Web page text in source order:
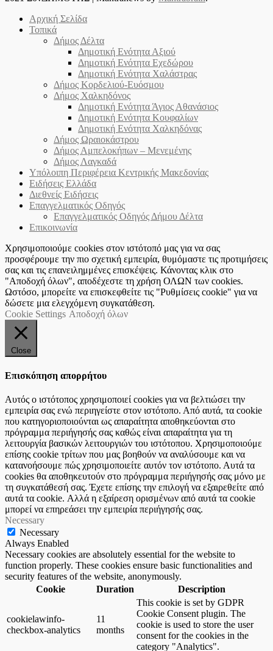
Αρχική Σελίδα
Τοπικά
Δήμος Δέλτα
Δημοτική Ενότητα Αξιού
Δημοτική Ενότητα Εχεδώρου
Δημοτική Ενότητα Χαλάστρας
Δήμος Κορδελιού-Ευόσμου
Δήμος Χαλκηδόνος
Δημοτική Ενότητα Άγιος Αθανάσιος
Δημοτική Ενότητα Κουφαλίων
Δημοτική Ενότητα Χαλκηδόνας
Δήμος Ωραιοκάστρου
Δήμος Αμπελοκήπων – Μενεμένης
Δήμος Λαγκαδά
Υπόλοιπη Περιφέρεια Κεντρικής Μακεδονίας
Ειδήσεις Ελλάδα
Διεθνείς Ειδήσεις
Επαγγελματικός Οδηγός
Επαγγελματικός Οδηγός Δήμου Δέλτα
Επικοινωνία
Χρησιμοποιούμε cookies στον ιστότοπό μας για να σας
προσφέρουμε την πιο σχετική εμπειρία, θυμόμαστε τις προτιμήσεις
σας και τις επανειλημμένες επισκέψεις. Κάνοντας κλικ στο
"Αποδοχή όλων", αποδέχεστε τη χρήση ΟΛΩΝ των cookies.
Ωστόσο, μπορείτε να επισκεφθείτε τις "Ρυθμίσεις cookie" για να
δώσετε μια ελεγχόμενη συγκατάθεση.
Cookie Settings Αποδοχή όλων
Close
Επισκόπηση απορρήτου
Αυτός ο ιστότοπος χρησιμοποιεί cookies για να βελτιώσει την
εμπειρία σας ενώ περιηγείστε στον ιστότοπο. Από αυτά, τα cookie
που κατηγοριοποιούνται ως απαραίτητα αποθηκεύονται στο
πρόγραμμα περιήγησής σας καθώς είναι απαραίτητα για τη
λειτουργία βασικών λειτουργιών του ιστότοπου. Χρησιμοποιούμε
επίσης cookie τρίτων που μας βοηθούν να αναλύσουμε και να
κατανοήσουμε πώς χρησιμοποιείτε αυτόν τον ιστότοπο. Αυτά τα
cookies θα αποθηκευτούν στο πρόγραμμα περιήγησής σας μόνο με
τη συγκατάθεσή σας. Έχετε επίσης την επιλογή να εξαιρεθείτε από
αυτά τα cookie. Αλλά η εξαίρεση ορισμένων από αυτά τα cookie
μπορεί να επηρεάσει την εμπειρία περιήγησής σας.
Necessary
Necessary
Always Enabled
Necessary cookies are absolutely essential for the website to
function properly. These cookies ensure basic functionalities and
security features of the website, anonymously.
Cookie
Duration Description
cookielawinfo-
checkbox-analytics
11
months
This cookie is set by GDPR
Cookie Consent plugin. The
cookie is used to store the user
consent for the cookies in the
category "Analytics".